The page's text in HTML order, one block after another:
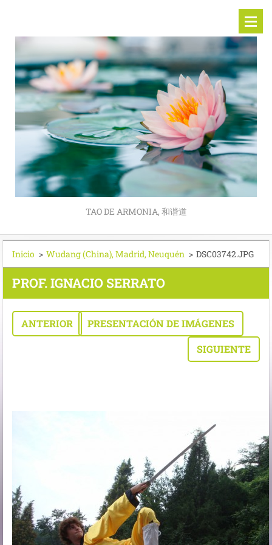
TAO DE ARMONIA, 和谐道
Inicio > Wudang (China), Madrid, Neuquén > DSC03742.JPG
PROF. IGNACIO SERRATO
ANTERIOR
PRESENTACIÓN DE IMÁGENES
SIGUIENTE